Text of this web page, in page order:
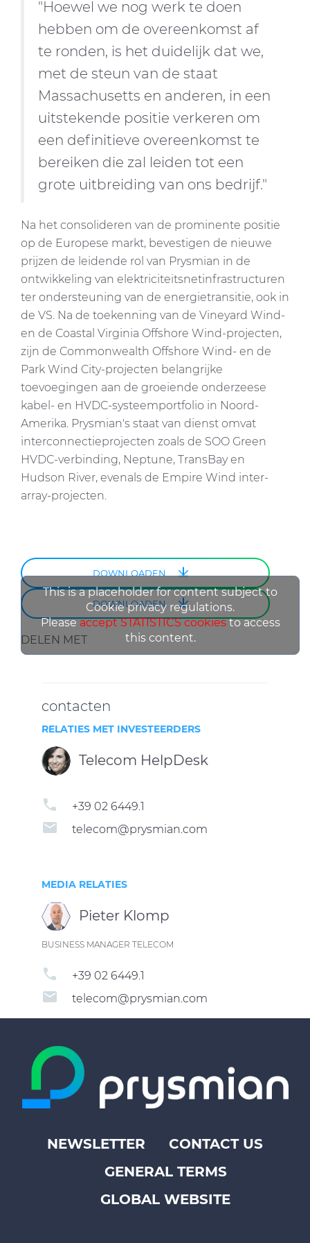
"Hoewel we nog werk te doen
hebben om de overeenkomst af
te ronden, is het duidelijk dat we,
met de steun van de staat
Massachusetts en anderen, in een
uitstekende positie verkeren om
een definitieve overeenkomst te
bereiken die zal leiden tot een
grote uitbreiding van ons bedrijf."
Na het consolideren van de prominente positie
op de Europese markt, bevestigen de nieuwe
prijzen de leidende rol van Prysmian in de
ontwikkeling van elektriciteitsnetinfrastructuren
ter ondersteuning van de energietransitie, ook in
de VS. Na de toekenning van de Vineyard Wind-
en de Coastal Virginia Offshore Wind-projecten,
zijn de Commonwealth Offshore Wind- en de
Park Wind City-projecten belangrijke
toevoegingen aan de groeiende onderzeese
kabel- en HVDC-systeemportfolio in Noord-
Amerika. Prysmian's staat van dienst omvat
interconnectieprojecten zoals de SOO Green
HVDC-verbinding, Neptune, TransBay en
Hudson River, evenals de Empire Wind inter-
array-projecten.
DOWNLOADEN
DOWNLOADEN
DELEN MET
This is a placeholder for content subject to
Cookie privacy regulations.
Pleaseaccept STATISTICS cookiesto access
this content.
contacten
RELATIES MET INVESTEERDERS
Telecom HelpDesk
phone +39 02 6449.1
email telecom@prysmian.com
MEDIA RELATIES
Pieter Klomp
BUSINESS MANAGER TELECOM
phone +39 02 6449.1
email telecom@prysmian.com
Footer
NEWSLETTER
CONTACT US
GENERAL TERMS
GLOBAL WEBSITE